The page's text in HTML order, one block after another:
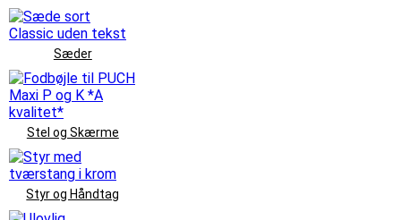
Sæder
Stel og Skærme
Styr og Håndtag